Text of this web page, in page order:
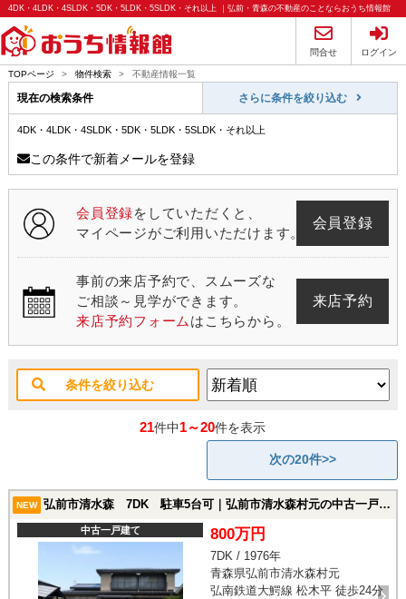
4DK・4LDK・4SLDK・5DK・5LDK・5SLDK・それ以上 ｜弘前・青森の不動産のことならおうち情報館
問合せ ログイン
TOPページ > 物件検索 > 不動産情報一覧
現在の検索条件 さらに条件を絞り込む
4DK・4LDK・4SLDK・5DK・5LDK・5SLDK・それ以上
この条件で新着メールを登録
会員登録をしていただくと、
マイページがご利用いただけます。
会員登録
事前の来店予約で、スムーズな
ご相談～見学ができます。
来店予約フォーム はこちらから。
来店予約
条件を絞り込む
21件中1～20件を表示
次の20件>>
NEW 弘前市清水森 7DK 駐車5台可｜弘前市清水森村元の中古一戸建て
中古一戸建て 800万円
7DK / 1976年
青森県弘前市清水森村元
弘南鉄道大鰐線 松木平 徒歩24分